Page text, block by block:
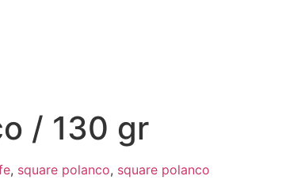
/ 130 gr
, square polanco, square polanco